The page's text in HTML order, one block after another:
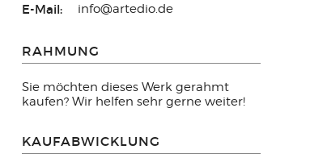
E-Mail: info@artedio.de
RAHMUNG
Sie möchten dieses Werk gerahmt
kaufen? Wir helfen sehr gerne weiter!
KAUFABWICKLUNG